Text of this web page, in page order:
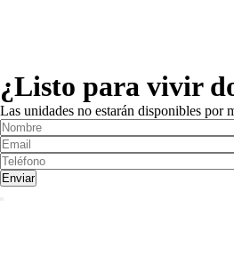
¿Listo para vivir
Las unidades no estarán disponibles